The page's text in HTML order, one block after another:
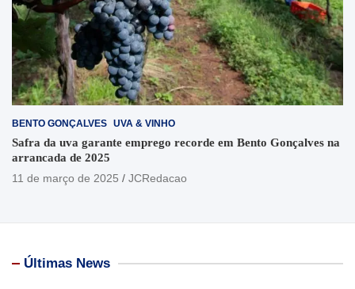
BENTO GONÇALVES UVA & VINHO
Safra da uva garante emprego recorde em Bento Gonçalves na
arrancada de 2025
11 de março de 2025
JCRedacao
Últimas News